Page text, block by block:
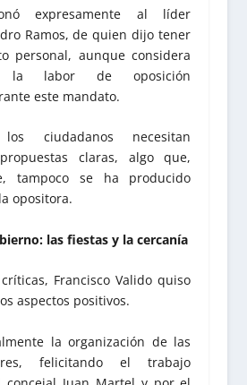
expresamente al líder
Ramos, de quien dijo tener
personal, aunque considera
la labor de oposición
este mandato.
ciudadanos necesitan
claras, algo que,
tampoco se ha producido
opositora.
las fiestas y la cercanía
Francisco Valido quiso
aspectos positivos.
la organización de las
felicitando el trabajo